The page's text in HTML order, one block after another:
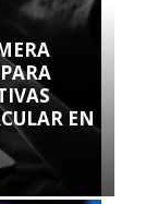
EN